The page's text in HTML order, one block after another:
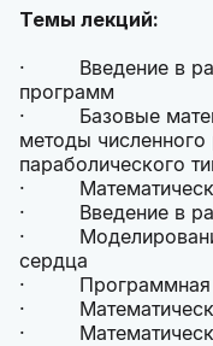
Темы лекций:
· Введение в
программ
· Базовые
методы
параболического
·
· Введение в
· Моделирование
сердца
· Программная
·
·